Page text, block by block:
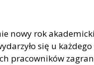
nowy rok
się u